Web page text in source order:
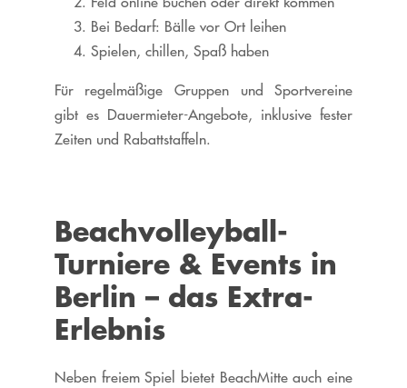
Bei Bedarf: Bälle vor Ort leihen
Spielen, chillen, Spaß haben
Für regelmäßige Gruppen und Sportvereine
gibt es Dauermieter-Angebote, inklusive fester
Zeiten und Rabattstaffeln.
Beachvolleyball-
Turniere & Events in
Berlin – das Extra-
Erlebnis
Neben freiem Spiel bietet BeachMitte auch eine